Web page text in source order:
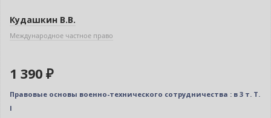
Кудашкин В.В.
Международное частное право
1 390 ₽
Правовые основы военно-технического сотрудничества : в 3 т. Т.
I